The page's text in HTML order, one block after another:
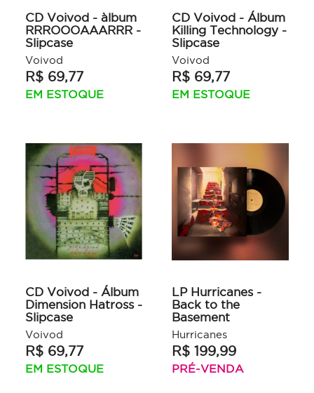
CD Voivod - àlbum
RRROOOAAARRR -
Slipcase
Voivod
R$ 69,77
EM ESTOQUE
CD Voivod - Álbum
Killing Technology -
Slipcase
Voivod
R$ 69,77
EM ESTOQUE
CD Voivod - Álbum
Dimension Hatross -
Slipcase
Voivod
R$ 69,77
EM ESTOQUE
LP Hurricanes -
Back to the
Basement
Hurricanes
R$ 199,99
PRÉ-VENDA